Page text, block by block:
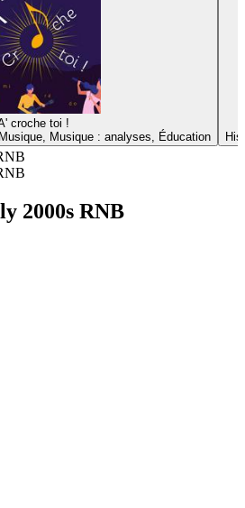
croche toi !
Musique : analyses, Éducation
2000s RNB